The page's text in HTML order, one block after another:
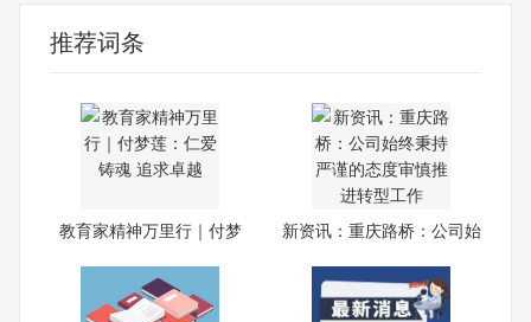
推荐词条
教育家精神万里行｜付梦
新资讯：重庆路桥：公司始